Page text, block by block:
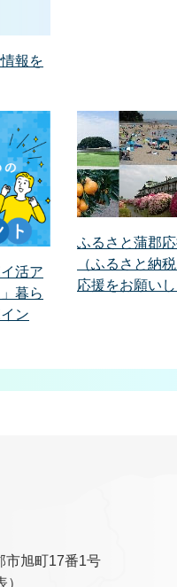
報を
活ア
暮ら
ン
ふるさと蒲郡
（ふるさと納
応援をお願いし
旭町17番1号